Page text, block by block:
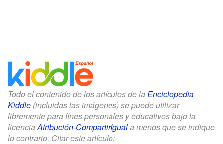
Todo el contenido de los artículos de la Enciclopedia
Kiddle (incluidas las imágenes) se puede utilizar
libremente para fines personales y educativos bajo la
licenciaAtribución-CompartirIguala menos que se indique
lo contrario. Citar este artículo: